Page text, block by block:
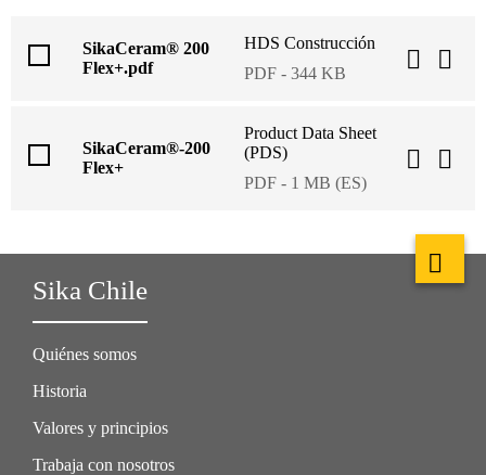
SikaCeram® 200
Flex+.pdf
HDS Construcción
PDF - 344 KB
SikaCeram®-200
Flex+
Product Data Sheet
(PDS)
PDF - 1 MB (ES)
Sika Chile
Quiénes somos
Historia
Valores y principios
Trabaja con nosotros